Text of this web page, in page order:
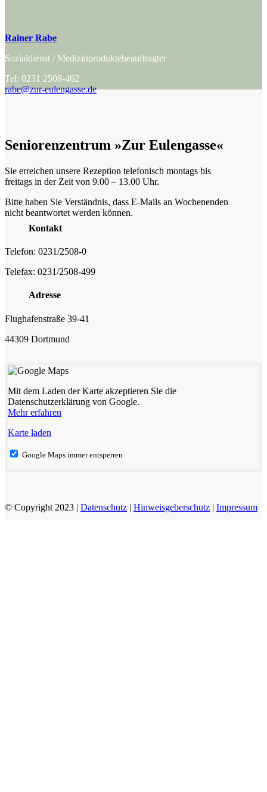
Rainer Rabe
Sozialdienst / Medizinproduktebeauftragter
Tel: 0231 2508-462
rabe@zur-eulengasse.de
Seniorenzentrum »Zur Eulengasse«
Sie erreichen unsere Rezeption telefonisch montags bis
freitags in der Zeit von 9.00 – 13.00 Uhr.
Bitte haben Sie Verständnis, dass E-Mails an Wochenenden
nicht beantwortet werden können.
Kontakt
Telefon: 0231/2508-0
Telefax: 0231/2508-499
Adresse
Flughafenstraße 39-41
44309 Dortmund
Mit dem Laden der Karte akzeptieren Sie die
Datenschutzerklärung von Google.
Mehr erfahren
Karte laden
Google Maps immer entsperren
© Copyright 2023 | Datenschutz | Hinweisgeberschutz | Impressum